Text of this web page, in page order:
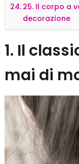
25. Il corpo a
decorazione
1. Il
mai di